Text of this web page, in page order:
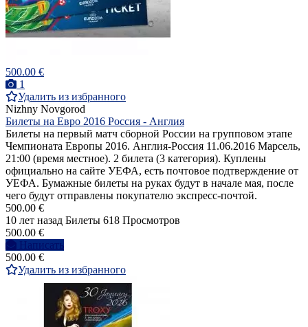
500.00 €
1
Удалить из избранного
Nizhny Novgorod
Билеты на Евро 2016 Россия - Англия
Билеты на первый матч сборной России на групповом этапе
Чемпионата Европы 2016. Англия-Россия 11.06.2016 Марсель,
21:00 (время местное). 2 билета (3 категория). Куплены
официально на сайте УЕФА, есть почтовое подтверждение от
УЕФА. Бумажные билеты на руках будут в начале мая, после
чего будут отправлены покупателю экспресс-почтой.
500.00 €
10 лет назад Билеты 618 Просмотров
500.00 €
Написать
500.00 €
Удалить из избранного